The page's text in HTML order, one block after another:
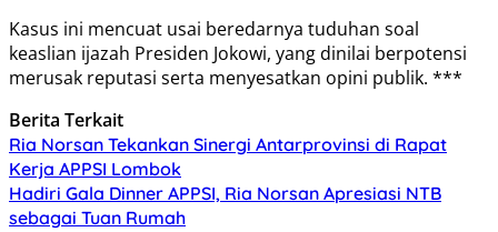
Kasus ini mencuat usai beredarnya tuduhan soal
keaslian ijazah Presiden Jokowi, yang dinilai berpotensi
merusak reputasi serta menyesatkan opini publik. ***
Berita Terkait
Ria Norsan Tekankan Sinergi Antarprovinsi di Rapat
Kerja APPSI Lombok
Hadiri Gala Dinner APPSI, Ria Norsan Apresiasi NTB
sebagai Tuan Rumah